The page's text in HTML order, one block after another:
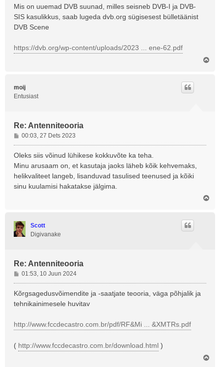
s
t
t
s
Mis on uuemad DVB suunad, milles seisneb DVB-I ja DVB-
SIS kasulikkus, saab lugeda dvb.org sügisesest bülletäänist
DVB Scene
https://dvb.org/wp-content/uploads/2023 ... ene-62.pdf
moij
Entusiast
Re: Antenniteooria
P
o
s
t
t
u
00:03, 27 Dets 2023
Oleks siis võinud lühikese kokkuvõte ka teha.
Minu arusaam on, et kasutaja jaoks läheb kõik kehvemaks,
helikvaliteet langeb, lisanduvad tasulised teenused ja kõiki
sinu kuulamisi hakatakse jälgima.
Scott
Digivanake
Re: Antenniteooria
P
o
s
t
u
01:53, 10 Juun 2024
Kõrgsagedusvõimendite ja -saatjate teooria, väga põhjalik ja
tehnikainimesele huvitav
http://www.fccdecastro.com.br/pdf/RF&Mi ... &XMTRs.pdf
( http://www.fccdecastro.com.br/download.html )